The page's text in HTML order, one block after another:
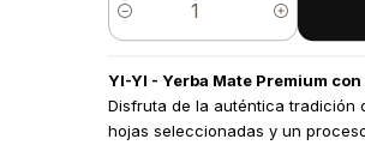
Cantidad
YI-YI - Yerba Mate Premium
Disfruta de la auténtica tradición
hojas seleccionadas y un